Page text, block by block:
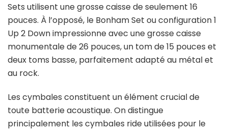
Sets utilisent une grosse caisse de seulement 16
pouces. À l’opposé, le Bonham Set ou configuration 1
Up 2 Down impressionne avec une grosse caisse
monumentale de 26 pouces, un tom de 15 pouces et
deux toms basse, parfaitement adapté au métal et
au rock.
Les cymbales constituent un élément crucial de
toute batterie acoustique. On distingue
principalement les cymbales ride utilisées pour le